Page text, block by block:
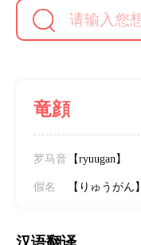
竜顔
罗马音 【ryuugan‌】
假名 【りゅうがん】